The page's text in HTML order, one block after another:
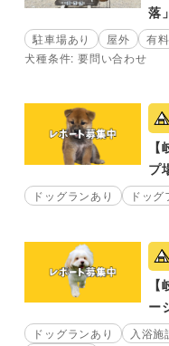
落」
駐車場あり 屋外
有料
犬種条件: 要問い合わせ
プ
ドッグランあり ドッ
ー
ドッグランあり 入浴施